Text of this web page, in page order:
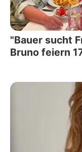
"Bauer sucht
Bruno feiern